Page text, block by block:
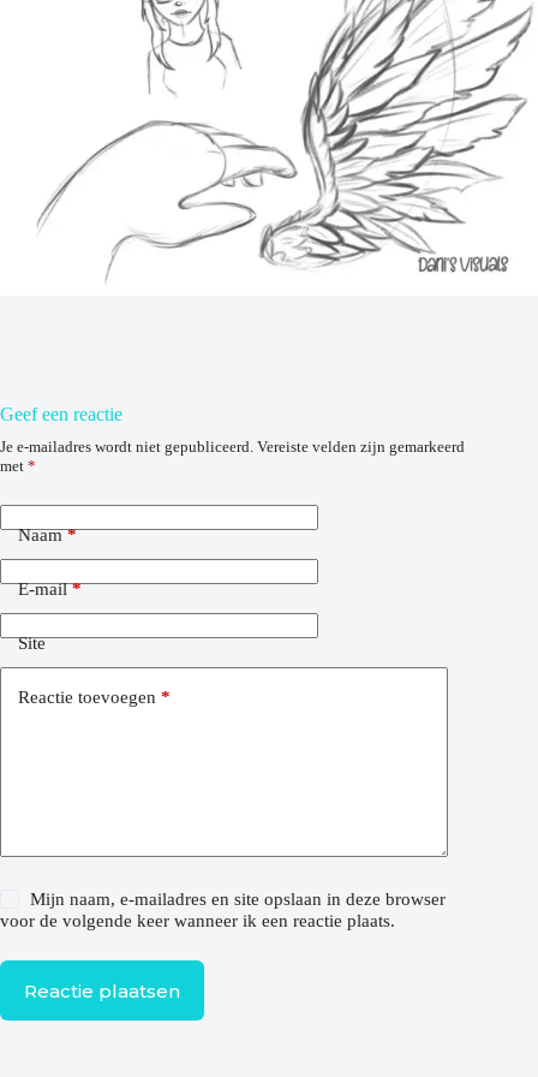
Geef een reactie
Je e-mailadres wordt niet gepubliceerd. Vereiste velden zijn gemarkeerd
met *
Naam*
E-mail*
Site
Reactie toevoegen *
Mijn naam, e-mailadres en site opslaan in deze browser
voor de volgende keer wanneer ik een reactie plaats.
Reactie plaatsen